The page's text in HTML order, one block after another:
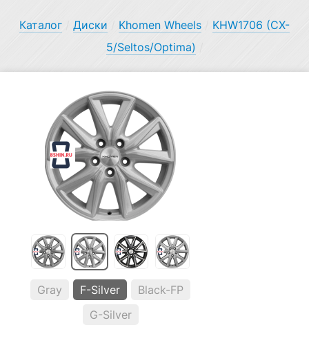
Каталог Диски Khomen Wheels
KHW1706 (CX-
5/Seltos/Optima)
Gray F-Silver
Black-FP
G-Silver